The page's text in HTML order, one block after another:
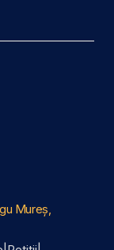
Mureș,